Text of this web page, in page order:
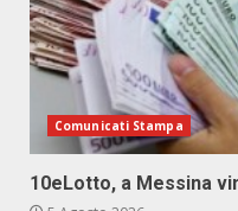
Comunicati Stampa
10eLotto, a Messina